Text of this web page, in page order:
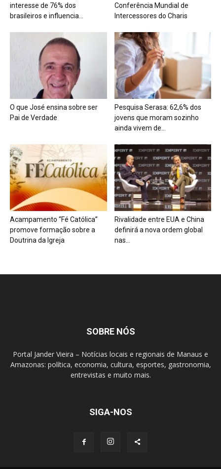
interesse de 76% dos
brasileiros e influencia...
Conferência Mundial de
Intercessores do Charis
O que José ensina sobre ser
Pai de Verdade
Pesquisa Serasa: 62,6% dos
jovens que moram sozinho
ainda vivem de...
Acampamento “Fé Católica”
promove formação sobre a
Doutrina da Igreja
Rivalidade entre EUA e China
definirá a nova ordem global
nas...
SOBRE NÓS
Portal Jander Vieira – Notícias locais e regionais de Manaus e
Amazonas: política, economia, cultura, esportes, gastronomia,
entrevistas e muito mais.
SIGA-NOS